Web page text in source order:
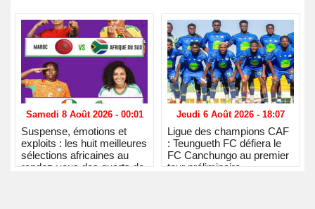
Samedi 8 Août 2026 - 00:01
Suspense, émotions et
exploits : les huit meilleures
sélections africaines au
rendez-vous des quarts de
Jeudi 6 Août 2026 - 18:07
Ligue des champions CAF
: Teungueth FC défiera le
FC Canchungo au premier
tour préliminaire